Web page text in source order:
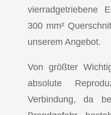
vierradgetriebene
300 mm²
unserem Angebot.
Von größter
absolute
Verbindung, da